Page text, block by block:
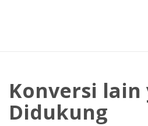
Konversi lain
Didukung